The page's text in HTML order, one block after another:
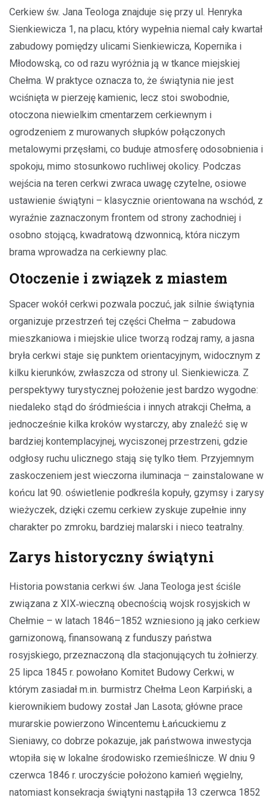
Cerkiew św. Jana Teologa znajduje się przy ul. Henryka
Sienkiewicza 1, na placu, który wypełnia niemal cały kwartał
zabudowy pomiędzy ulicami Sienkiewicza, Kopernika i
Młodowską, co od razu wyróżnia ją w tkance miejskiej
Chełma. W praktyce oznacza to, że świątynia nie jest
wciśnięta w pierzeję kamienic, lecz stoi swobodnie,
otoczona niewielkim cmentarzem cerkiewnym i
ogrodzeniem z murowanych słupków połączonych
metalowymi przęsłami, co buduje atmosferę odosobnienia i
spokoju, mimo stosunkowo ruchliwej okolicy. Podczas
wejścia na teren cerkwi zwraca uwagę czytelne, osiowe
ustawienie świątyni – klasycznie orientowana na wschód, z
wyraźnie zaznaczonym frontem od strony zachodniej i
osobno stojącą, kwadratową dzwonnicą, która niczym
brama wprowadza na cerkiewny plac.
Otoczenie i związek z miastem
Spacer wokół cerkwi pozwala poczuć, jak silnie świątynia
organizuje przestrzeń tej części Chełma – zabudowa
mieszkaniowa i miejskie ulice tworzą rodzaj ramy, a jasna
bryła cerkwi staje się punktem orientacyjnym, widocznym z
kilku kierunków, zwłaszcza od strony ul. Sienkiewicza. Z
perspektywy turystycznej położenie jest bardzo wygodne:
niedaleko stąd do śródmieścia i innych atrakcji Chełma, a
jednocześnie kilka kroków wystarczy, aby znaleźć się w
bardziej kontemplacyjnej, wyciszonej przestrzeni, gdzie
odgłosy ruchu ulicznego stają się tylko tłem. Przyjemnym
zaskoczeniem jest wieczorna iluminacja – zainstalowane w
końcu lat 90. oświetlenie podkreśla kopuły, gzymsy i zarysy
wieżyczek, dzięki czemu cerkiew zyskuje zupełnie inny
charakter po zmroku, bardziej malarski i nieco teatralny.
Zarys historyczny świątyni
Historia powstania cerkwi św. Jana Teologa jest ściśle
związana z XIX‑wieczną obecnością wojsk rosyjskich w
Chełmie – w latach 1846–1852 wzniesiono ją jako cerkiew
garnizonową, finansowaną z funduszy państwa
rosyjskiego, przeznaczoną dla stacjonujących tu żołnierzy.
25 lipca 1845 r. powołano Komitet Budowy Cerkwi, w
którym zasiadał m.in. burmistrz Chełma Leon Karpiński, a
kierownikiem budowy został Jan Lasota; główne prace
murarskie powierzono Wincentemu Łańcuckiemu z
Sieniawy, co dobrze pokazuje, jak państwowa inwestycja
wtopiła się w lokalne środowisko rzemieślnicze. W dniu 9
czerwca 1846 r. uroczyście położono kamień węgielny,
natomiast konsekracja świątyni nastąpiła 13 czerwca 1852